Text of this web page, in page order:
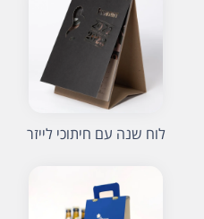
לוח שנה עם חיתוכי לייזר